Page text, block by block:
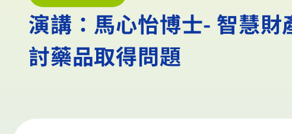
演講：馬心怡博士- 智慧
討藥品取得問題